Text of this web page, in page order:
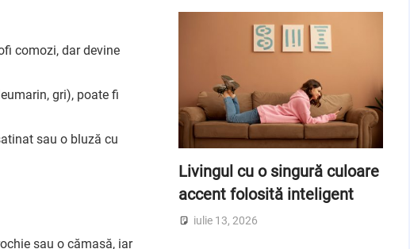
comozi, dar devine
gri), poate fi
sau o bluză cu
sau o cămașă, iar
Livingul cu o singură culoare
accent folosită inteligent
iulie 13, 2026